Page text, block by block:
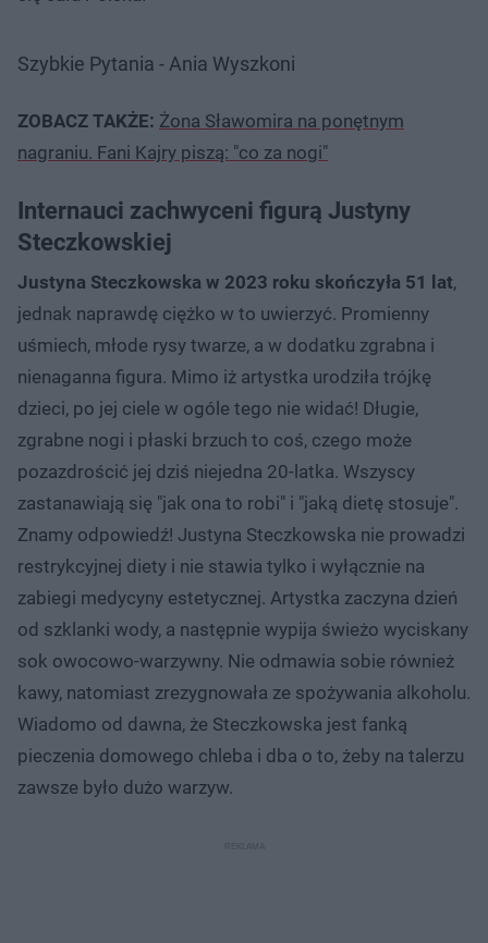
Szybkie Pytania - Ania Wyszkoni
ZOBACZ TAKŻE: Żona Sławomira na ponętnym
nagraniu. Fani Kajry piszą: "co za nogi"
Internauci zachwyceni figurą Justyny
Steczkowskiej
Justyna Steczkowska w 2023 roku skończyła 51 lat,
jednak naprawdę ciężko w to uwierzyć. Promienny
uśmiech, młode rysy twarze, a w dodatku zgrabna i
nienaganna figura. Mimo iż artystka urodziła trójkę
dzieci, po jej ciele w ogóle tego nie widać! Długie,
zgrabne nogi i płaski brzuch to coś, czego może
pozazdrościć jej dziś niejedna 20-latka. Wszyscy
zastanawiają się "jak ona to robi" i "jaką dietę stosuje".
Znamy odpowiedź! Justyna Steczkowska nie prowadzi
restrykcyjnej diety i nie stawia tylko i wyłącznie na
zabiegi medycyny estetycznej. Artystka zaczyna dzień
od szklanki wody, a następnie wypija świeżo wyciskany
sok owocowo-warzywny. Nie odmawia sobie również
kawy, natomiast zrezygnowała ze spożywania alkoholu.
Wiadomo od dawna, że Steczkowska jest fanką
pieczenia domowego chleba i dba o to, żeby na talerzu
zawsze było dużo warzyw.